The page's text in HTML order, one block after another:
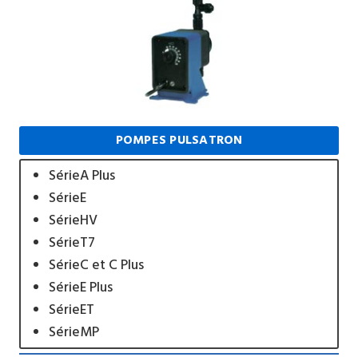
POMPES PULSATRON
SérieA Plus
SérieE
SérieHV
SérieT7
SérieC et C Plus
SérieE Plus
SérieET
SérieMP